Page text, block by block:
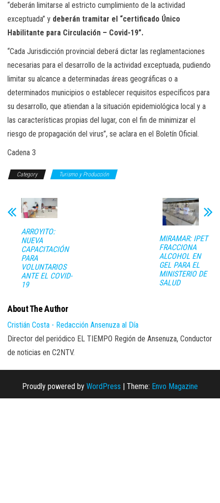
“deberán limitarse al estricto cumplimiento de la actividad
exceptuada” y deberán tramitar el “certificado Único
Habilitante para Circulación – Covid-19”.
“Cada Jurisdicción provincial deberá dictar las reglamentaciones
necesarias para el desarrollo de la actividad exceptuada, pudiendo
limitar su alcance a determinadas áreas geográficas o a
determinados municipios o establecer requisitos específicos para
su desarrollo, que atiendan a la situación epidemiológica local y a
las características propias del lugar, con el fin de minimizar el
riesgo de propagación del virus”, se aclara en el Boletín Oficial.
Cadena 3
Category Turismo y Producción
ARROYITO:
NUEVA
CAPACITACIÓN
PARA
VOLUNTARIOS
ANTE EL COVID-
19
MIRAMAR: IPET
FRACCIONA
ALCOHOL EN
GEL PARA EL
MINISTERIO DE
SALUD
About The Author
Cristián Costa - Redacción Ansenuza al Día
Director del periódico EL TIEMPO Región de Ansenuza, Conductor
de noticias en C2NTV.
Proudly powered by WordPress | Theme: Envo Magazine